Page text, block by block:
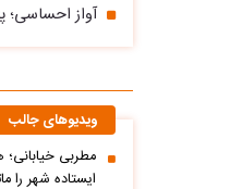
آواز احساسی؛
ویدیوهای جالب
مطربی خیابانی؛
ایستاده شهر را